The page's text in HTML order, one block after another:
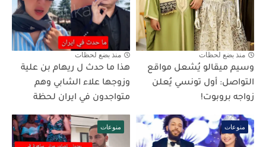
منذ بضع لحظات
وسيم ميقالو يُشعل مواقع
التواصل: أول تونسي يُعلن
زواجه بروبوت!
منذ بضع لحظات
هذا ما حدث ل ريهام بن علية
وزوجها علاء الشابي وهم
متواجدون في ايران لحظة
منوعات منوعات